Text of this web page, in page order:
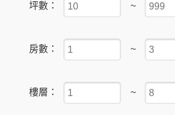
坪數： ~
房數： ~
樓層： ~